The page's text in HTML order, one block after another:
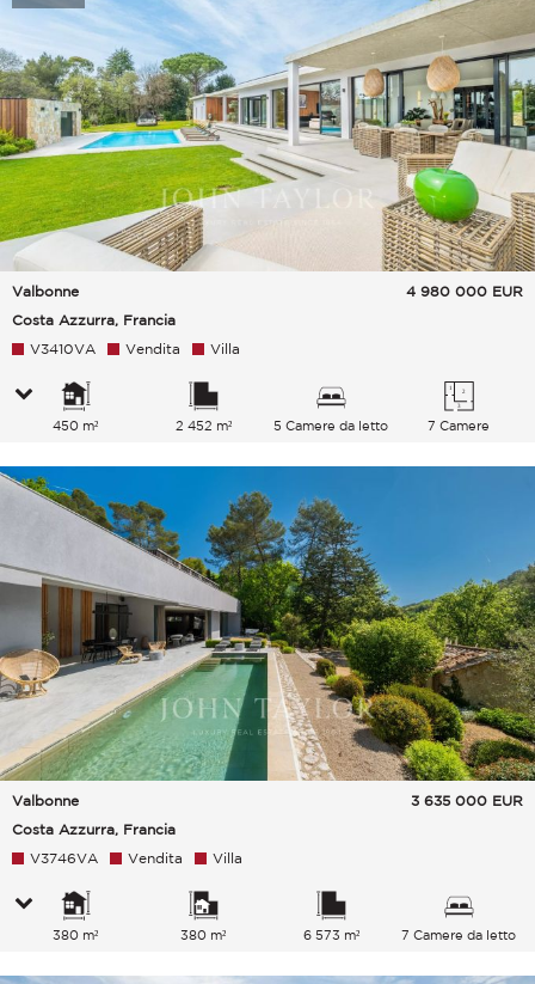
Valbonne
Costa Azzurra, Francia
4 980 000 EUR
V3410VA Vendita Villa
450 m² 2 452 m² 5 Camere da letto 7 Camere
Valbonne
Costa Azzurra, Francia
3 635 000 EUR
V3746VA Vendita Villa
380 m² 380 m² 6 573 m² 7 Camere da letto